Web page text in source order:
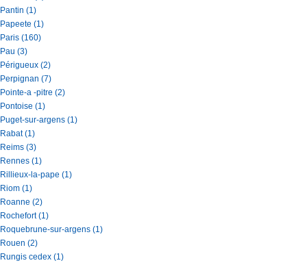
Pantin (1)
Papeete (1)
Paris (160)
Pau (3)
Périgueux (2)
Perpignan (7)
Pointe-a -pitre (2)
Pontoise (1)
Puget-sur-argens (1)
Rabat (1)
Reims (3)
Rennes (1)
Rillieux-la-pape (1)
Riom (1)
Roanne (2)
Rochefort (1)
Roquebrune-sur-argens (1)
Rouen (2)
Rungis cedex (1)